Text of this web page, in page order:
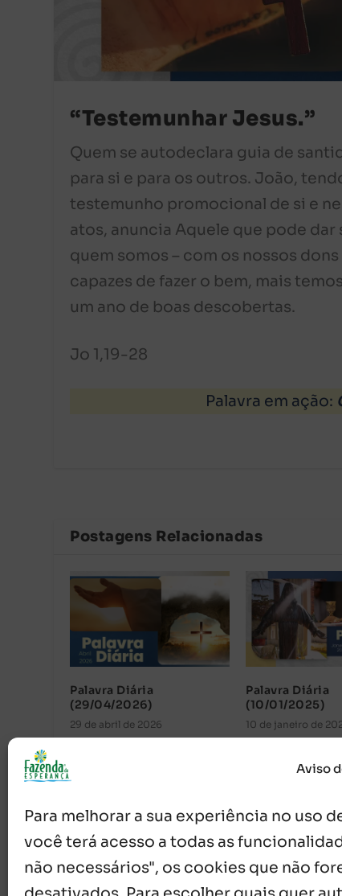
Aviso
Para melhorar a sua experiência no uso
você terá acesso a todas as
não necessários", os cookies que não
“Testemunhar Jesus.”
Quem se autodeclara guia de
para si e para os outros. João,
testemunho promocional de si e
atos, anuncia Aquele que pode
quem somos – com os nossos
capazes de fazer o bem, mais
um ano de boas descobertas.
Jo 1,19-28
Palavra em ação:
Postagens Relacionadas
Palavra Diária
(29/04/2026)
29 de abril de 2026
Palavra Diária
(10/01/2025)
10 de janeiro de